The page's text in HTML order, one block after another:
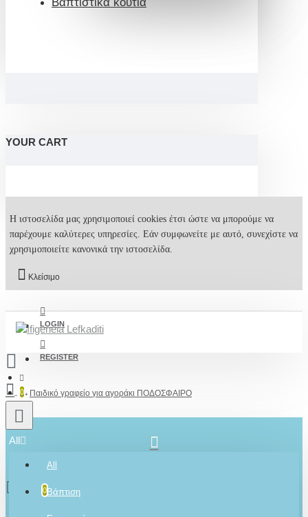
YOUR CART
Η ιστοσελίδα μας χρησιμοποιεί cookies έτσι ώστε να μπορούμε να
παρέχουμε καλύτερες υπηρεσίες. Εάν συμφωνείτε με αυτό, συνεχίστε να
χρησιμοποιείτε κανονικά την ιστοσελίδα.
Κλείσιμο
LOGIN
REGISTER
0
All
All
Βάπτιση
0 προϊόν(τα) - 0,00€
0
Παιδικό γραφείο για αγοράκι ΠΟΔΟΣΦΑΙΡΟ